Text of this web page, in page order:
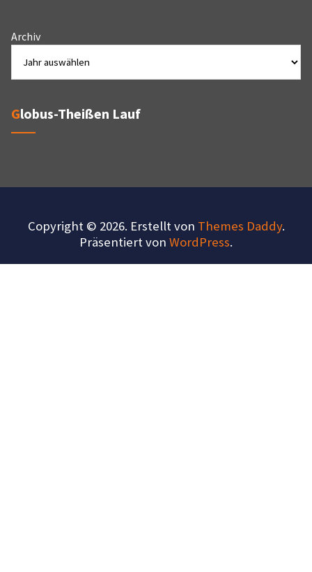
Archiv
Globus-Theißen Lauf
Copyright © 2026. Erstellt von Themes Daddy.
Präsentiert von WordPress.